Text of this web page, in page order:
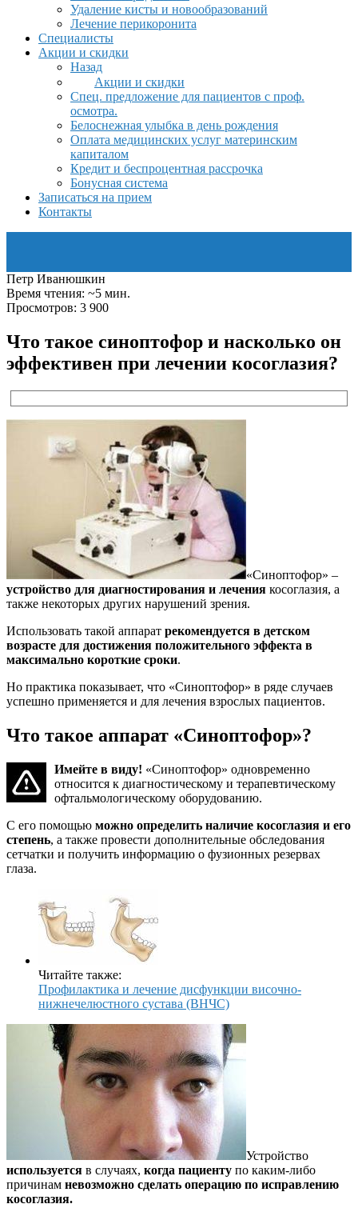
Удаление кисты и новообразований
Лечение перикоронита
Специалисты
Акции и скидки
Назад
Акции и скидки
Спец. предложение для пациентов с проф.
осмотра.
Белоснежная улыбка в день рождения
Оплата медицинских услуг материнским
капиталом
Кредит и беспроцентная рассрочка
Бонусная система
Записаться на прием
Контакты
Петр Иванюшкин
Время чтения: ~5 мин.
Просмотров: 3 900
Что такое синоптофор и насколько он
эффективен при лечении косоглазия?
«Синоптофор» –
устройство для диагностирования и лечения косоглазия, а
также некоторых других нарушений зрения.
Использовать такой аппарат рекомендуется в детском
возрасте для достижения положительного эффекта в
максимально короткие сроки.
Но практика показывает, что «Синоптофор» в ряде случаев
успешно применяется и для лечения взрослых пациентов.
Что такое аппарат «Синоптофор»?
Имейте в виду! «Синоптофор» одновременно
относится к диагностическому и терапевтическому
офтальмологическому оборудованию.
С его помощью можно определить наличие косоглазия и его
степень, а также провести дополнительные обследования
сетчатки и получить информацию о фузионных резервах
глаза.
Читайте также:
Профилактика и лечение дисфункции височно-
нижнечелюстного сустава (ВНЧС)
Устройство
используется в случаях, когда пациенту по каким-либо
причинам невозможно сделать операцию по исправлению
косоглазия.